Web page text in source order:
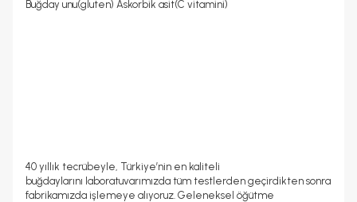
Buğday unu(gluten) Askorbik asit(C vitamini)
40 yıllık tecrübeyle, Türkiye’nin en kaliteli
buğdaylarını laboratuvarımızda tüm testlerden geçirdikten sonra
fabrikamızda işlemeye alıyoruz. Geleneksel öğütme